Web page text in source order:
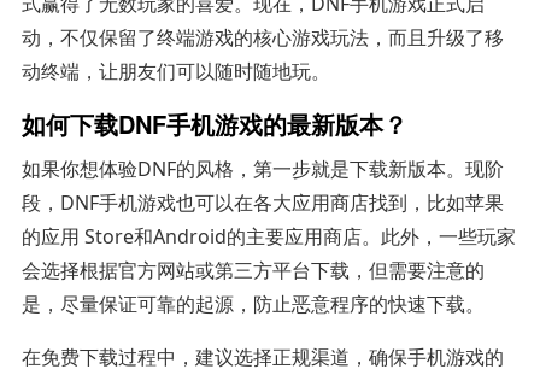
动，不仅保留了终端游戏的核心游戏玩法，而且升级了移
动终端，让朋友们可以随时随地玩。
如何下载DNF手机游戏的最新版本？
如果你想体验DNF的风格，第一步就是下载新版本。现阶
段，DNF手机游戏也可以在各大应用商店找到，比如苹果
的应用 Store和Android的主要应用商店。此外，一些玩家
会选择根据官方网站或第三方平台下载，但需要注意的
是，尽量保证可靠的起源，防止恶意程序的快速下载。
在免费下载过程中，建议选择正规渠道，确保手机游戏的